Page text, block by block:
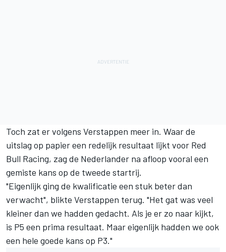
Toch zat er volgens Verstappen meer in. Waar de
uitslag op papier een redelijk resultaat lijkt voor Red
Bull Racing, zag de Nederlander na afloop vooral een
gemiste kans op de tweede startrij.
"Eigenlijk ging de kwalificatie een stuk beter dan
verwacht", blikte Verstappen terug. "Het gat was veel
kleiner dan we hadden gedacht. Als je er zo naar kijkt,
is P5 een prima resultaat. Maar eigenlijk hadden we ook
een hele goede kans op P3."